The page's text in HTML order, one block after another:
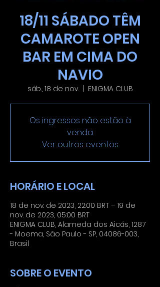
18/11 SÁBADO TÊM
CAMAROTE OPEN
BAR EM CIMA DO
NAVIO
sáb., 18 de nov.
  |
ENIGMA CLUB
Os ingressos não estão à
venda
Ver outros eventos
HORÁRIO E LOCAL
18 de nov. de 2023, 22:00 BRT – 19 de
nov. de 2023, 05:00 BRT
ENIGMA CLUB, Alameda dos Aicás, 1287
- Moema, São Paulo - SP, 04086-003,
Brasil
SOBRE O EVENTO